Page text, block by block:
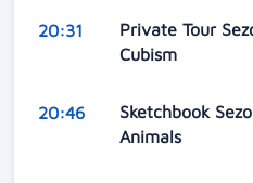
20:31
Private Tour
Cubism
20:46
Sketchbook
Animals